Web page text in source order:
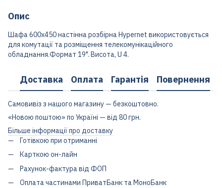
Опис
Шафа 600x450 настінна розбірна Hypernet використовується
для комутації та розміщення телекомунікаційного
обладнання.Формат 19". Висота, U 4.
Доставка Оплата Гарантія Повернення
Самовивіз з нашого магазину — безкоштовно.
«Новою поштою» по Україні — від 80 грн.
Більше інформації про доставку
Готівкою при отриманні
Карткою он-лайн
Рахунок-фактура від ФОП
Оплата частинами ПриватБанк та МоноБанк